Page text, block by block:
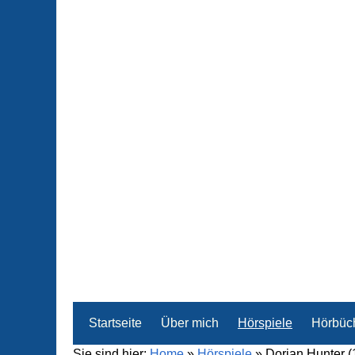
Startseite Über mich Hörspiele